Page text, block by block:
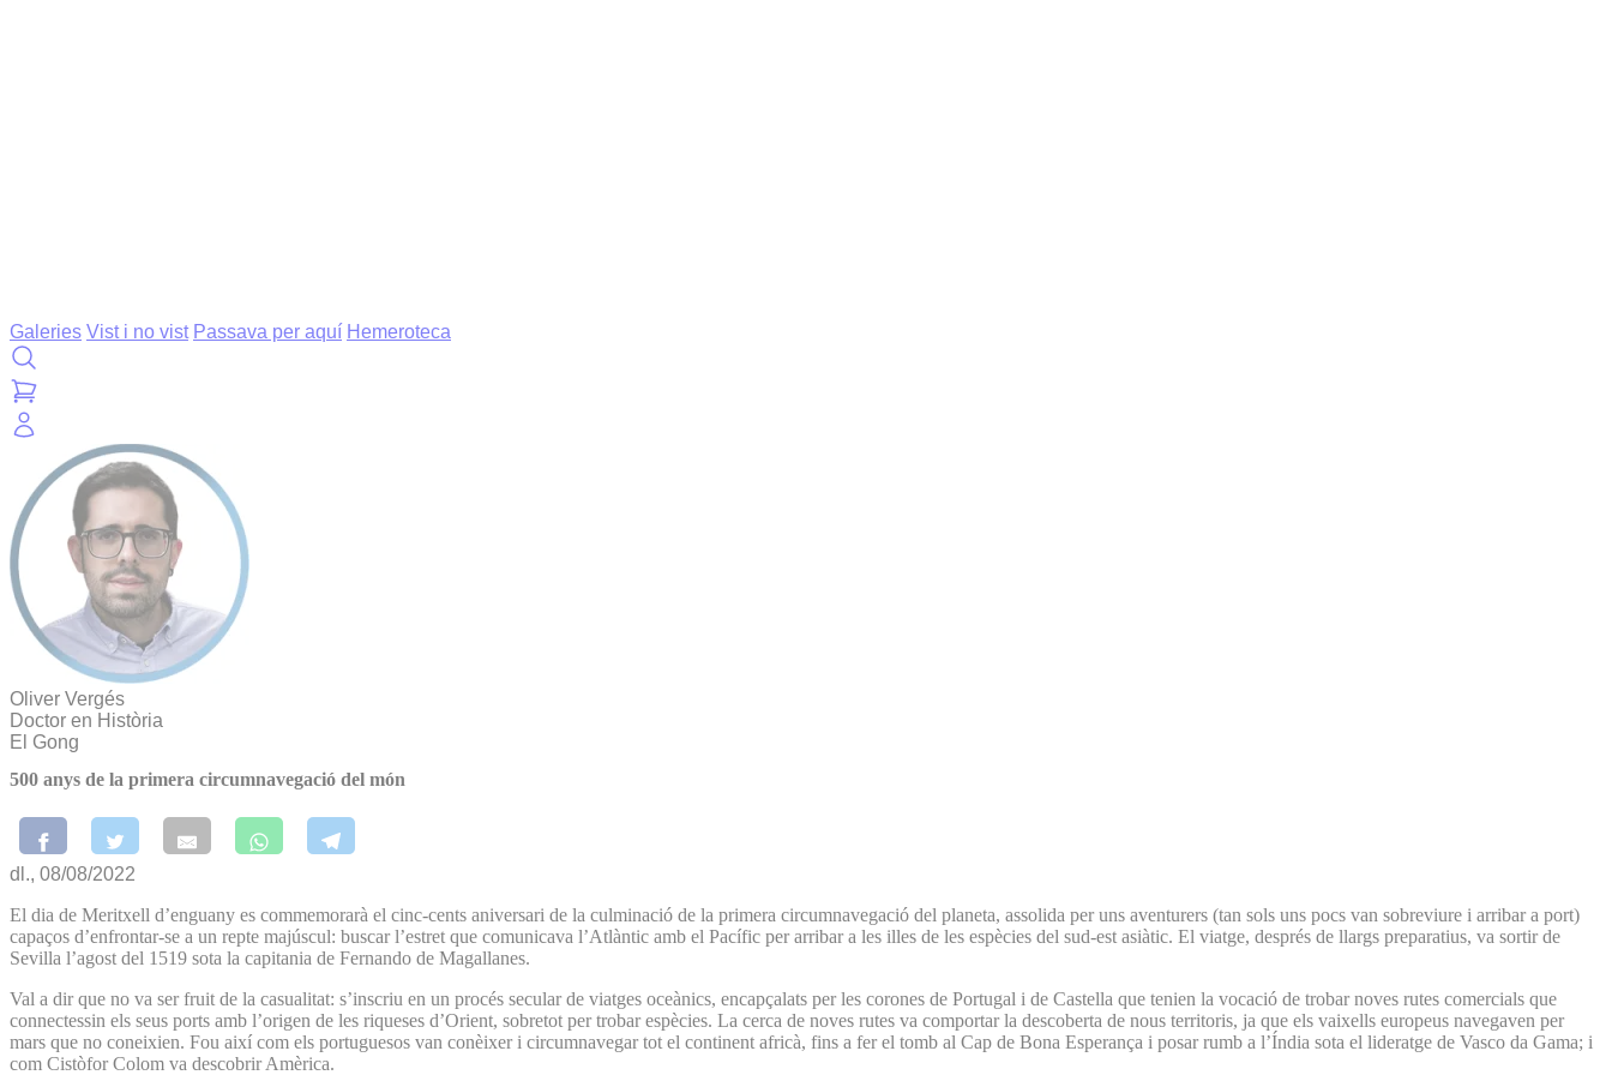
Galeries Vist i no vist Passava per aquí Hemeroteca
Oliver Vergés
Doctor en Història
El Gong
500 anys de la primera circumnavegació del món
dl., 08/08/2022
El dia de Meritxell d’enguany es commemorarà el cinc-cents aniversari de la culminació de la primera circumnavegació del planeta, assolida per uns aventurers (tan sols uns pocs van sobreviure i arribar a port)
capaços d’enfrontar-se a un repte majúscul: buscar l’estret que comunicava l’Atlàntic amb el Pacífic per arribar a les illes de les espècies del sud-est asiàtic. El viatge, després de llargs preparatius, va sortir de
Sevilla l’agost del 1519 sota la capitania de Fernando de Magallanes.
Val a dir que no va ser fruit de la casualitat: s’inscriu en un procés secular de viatges oceànics, encapçalats per les corones de Portugal i de Castella que tenien la vocació de trobar noves rutes comercials que
connectessin els seus ports amb l’origen de les riqueses d’Orient, sobretot per trobar espècies. La cerca de noves rutes va comportar la descoberta de nous territoris, ja que els vaixells europeus navegaven per
mars que no coneixien. Fou així com els portuguesos van conèixer i circumnavegar tot el continent africà, fins a fer el tomb al Cap de Bona Esperança i posar rumb a l’Índia sota el lideratge de Vasco da Gama; i
com Cistòfor Colom va descobrir Amèrica.